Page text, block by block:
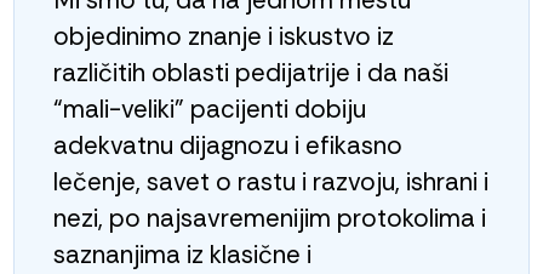
objedinimo znanje i iskustvo iz
različitih oblasti pedijatrije i da naši
“mali-veliki” pacijenti dobiju
adekvatnu dijagnozu i efikasno
lečenje, savet o rastu i razvoju, ishrani i
nezi, po najsavremenijim protokolima i
saznanjima iz klasične i